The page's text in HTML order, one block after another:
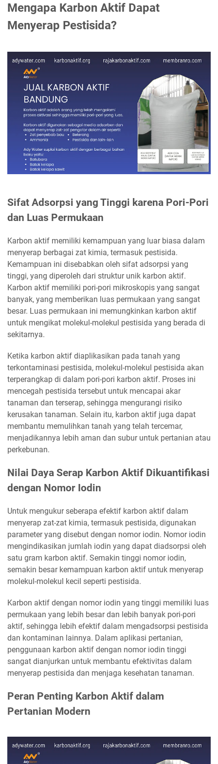
Mengapa Karbon Aktif Dapat
Menyerap Pestisida?
Sifat Adsorpsi yang Tinggi karena Pori-Pori
dan Luas Permukaan
Karbon aktif memiliki kemampuan yang luar biasa dalam
menyerap berbagai zat kimia, termasuk pestisida.
Kemampuan ini disebabkan oleh sifat adsorpsi yang
tinggi, yang diperoleh dari struktur unik karbon aktif.
Karbon aktif memiliki pori-pori mikroskopis yang sangat
banyak, yang memberikan luas permukaan yang sangat
besar. Luas permukaan ini memungkinkan karbon aktif
untuk mengikat molekul-molekul pestisida yang berada di
sekitarnya.
Ketika karbon aktif diaplikasikan pada tanah yang
terkontaminasi pestisida, molekul-molekul pestisida akan
terperangkap di dalam pori-pori karbon aktif. Proses ini
mencegah pestisida tersebut untuk mencapai akar
tanaman dan terserap, sehingga mengurangi risiko
kerusakan tanaman. Selain itu, karbon aktif juga dapat
membantu memulihkan tanah yang telah tercemar,
menjadikannya lebih aman dan subur untuk pertanian atau
perkebunan.
Nilai Daya Serap Karbon Aktif Dikuantifikasi
dengan Nomor Iodin
Untuk mengukur seberapa efektif karbon aktif dalam
menyerap zat-zat kimia, termasuk pestisida, digunakan
parameter yang disebut dengan nomor iodin. Nomor iodin
mengindikasikan jumlah iodin yang dapat diadsorpsi oleh
satu gram karbon aktif. Semakin tinggi nomor iodin,
semakin besar kemampuan karbon aktif untuk menyerap
molekul-molekul kecil seperti pestisida.
Karbon aktif dengan nomor iodin yang tinggi memiliki luas
permukaan yang lebih besar dan lebih banyak pori-pori
aktif, sehingga lebih efektif dalam mengadsorpsi pestisida
dan kontaminan lainnya. Dalam aplikasi pertanian,
penggunaan karbon aktif dengan nomor iodin tinggi
sangat dianjurkan untuk membantu efektivitas dalam
menyerap pestisida dan menjaga kesehatan tanaman.
Peran Penting Karbon Aktif dalam
Pertanian Modern